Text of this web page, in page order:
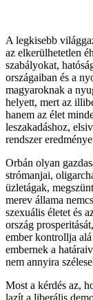
A legkisebb
az elkerülhetetlen
szabályokat,
országaiban és a
magyaroknak a
helyett, mert az
hanem az élet
leszakadáshoz,
rendszer
Orbán olyan
strómanjai,
üzletágak,
merev állama
szexuális életet és
ország
ember kontrollja
embernek a
nem annyira
Most a kérdés az,
lazít a liberális